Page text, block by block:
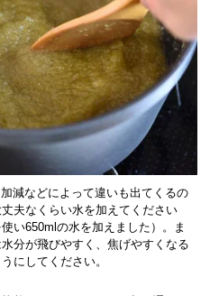
減などによって違いも出てくるの
夫なくらい水を加えてください
い650mlの水を加えました）。ま
分が飛びやすく、焦げやすくなる
にしてください。